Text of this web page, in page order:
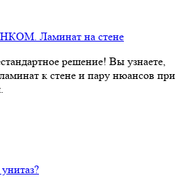
Ламинат на стене
решение! Вы узнаете,
к стене и пару нюансов при